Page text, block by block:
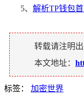
5、 解析TP钱包
转载请注明出
本文地址：
标签： 加密世界